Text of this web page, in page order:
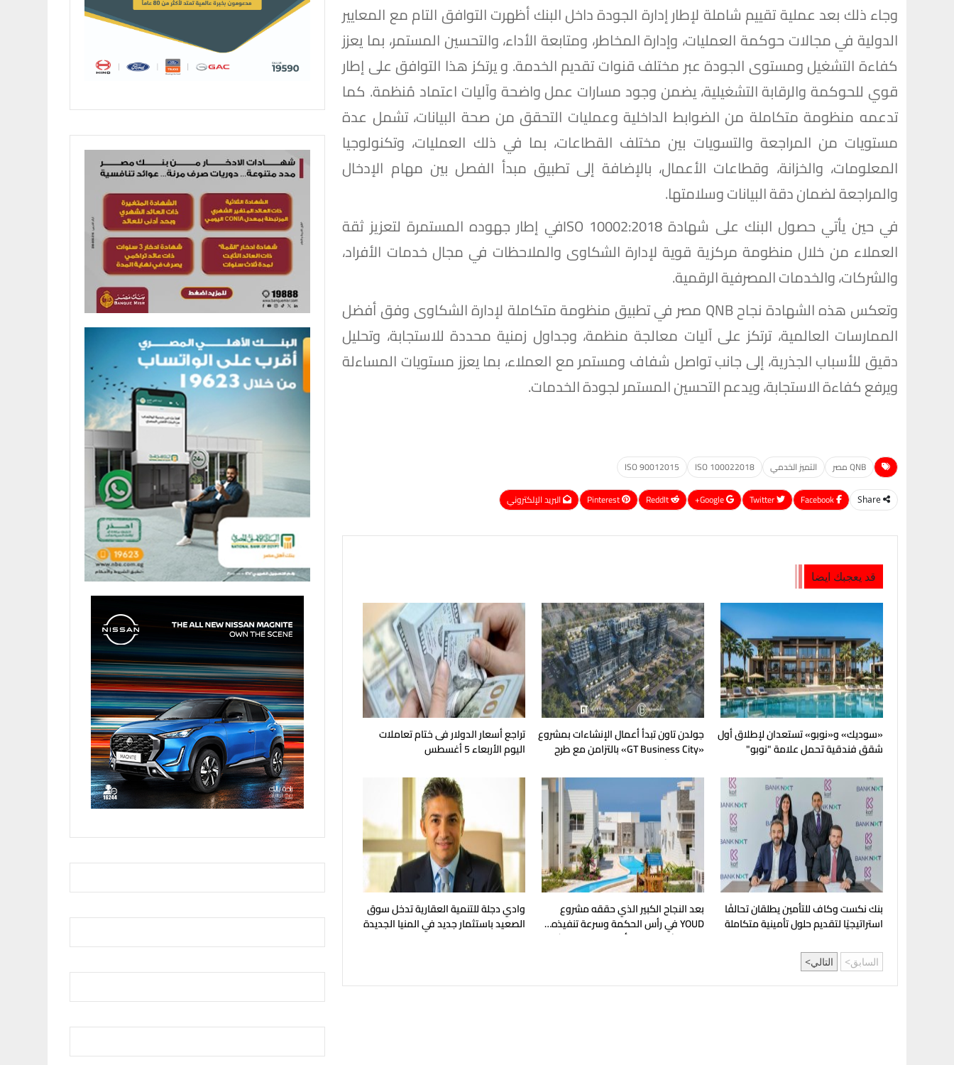
وجاء ذلك بعد عملية تقييم شاملة لإطار إدارة الجودة داخل البنك أظهرت التوافق التام مع المعايير
الدولية في مجالات حوكمة العمليات، وإدارة المخاطر، ومتابعة الأداء، والتحسين المستمر، بما يعزز
كفاءة التشغيل ومستوى الجودة عبر مختلف قنوات تقديم الخدمة. و يرتكز هذا التوافق على إطار
قوي للحوكمة والرقابة التشغيلية، يضمن وجود مسارات عمل واضحة وآليات اعتماد مُنظمة. كما
تدعمه منظومة متكاملة من الضوابط الداخلية وعمليات التحقق من صحة البيانات، تشمل عدة
مستويات من المراجعة والتسويات بين مختلف القطاعات، بما في ذلك العمليات، وتكنولوجيا
المعلومات، والخزانة، وقطاعات الأعمال، بالإضافة إلى تطبيق مبدأ الفصل بين مهام الإدخال
والمراجعة لضمان دقة البيانات وسلامتها.
في حين يأتي حصول البنك على شهادة ISO 10002:2018في إطار جهوده المستمرة لتعزيز ثقة
العملاء من خلال منظومة مركزية قوية لإدارة الشكاوى والملاحظات في مجال خدمات الأفراد،
والشركات، والخدمات المصرفية الرقمية.
وتعكس هذه الشهادة نجاح QNB مصر في تطبيق منظومة متكاملة لإدارة الشكاوى وفق أفضل
الممارسات العالمية، ترتكز على آليات معالجة منظمة، وجداول زمنية محددة للاستجابة، وتحليل
دقيق للأسباب الجذرية، إلى جانب تواصل شفاف ومستمر مع العملاء، بما يعزز مستويات المساءلة
ويرفع كفاءة الاستجابة، ويدعم التحسين المستمر لجودة الخدمات.
QNB مصر التميز الخدمي ISO 100022018
ISO 90012015
Share
Google+
ReddIt
Pinterest البريد الإلكتروني
قد يعجبك ايضا
«سوديك» و«نوبو» تستعدان لإطلاق أول
شقق فندقية تحمل علامة "نوبو"
جولدن تاون تبدأ أعمال الإنشاءات بمشروع
«GT Business City» بالتزامن مع طرح
المرحلة الأولى للبيع
تراجع أسعار الدولار فى ختام تعاملات
اليوم الأربعاء 5 أغسطس
بنك نكست وكاف للتأمين يطلقان تحالفًا
استراتيجيًا لتقديم حلول تأمينية متكاملة
بعد النجاح الكبير الذي حققه مشروع
YOUD في رأس الحكمة وسرعة تنفيذه…
تطلق الأهلي صبور أحدث مراحل المشروع
وادي دجلة للتنمية العقارية تدخل سوق
الصعيد باستثمار جديد في المنيا الجديدة
السابق التالي